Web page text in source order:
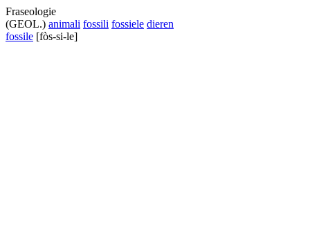
Fraseologie
(GEOL.) animali fossili fossiele dieren
fossile [fòs-si-le]